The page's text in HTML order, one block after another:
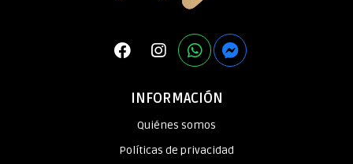
INFORMACIÓN
Quiénes somos
Políticas de privacidad